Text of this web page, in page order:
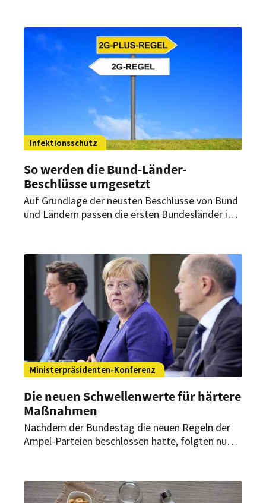
aussehen im Überblick.
Infektionsschutz
So werden die Bund-Länder-
Beschlüsse umgesetzt
Auf Grundlage der neusten Beschlüsse von Bund
und Ländern passen die ersten Bundesländer ihre
Ministerpräsidenten-Konferenz
Die neuen Schwellenwerte für härtere
Maßnahmen
Nachdem der Bundestag die neuen Regeln der
Ampel-Parteien beschlossen hatte, folgten nun
Rahmen einer Übergangsregelung noch bis
maximal 15. Dezember gültig.